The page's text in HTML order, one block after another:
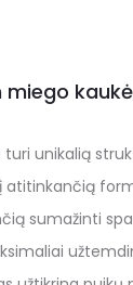
miego
unikalią
atitinkančią
sumažinti